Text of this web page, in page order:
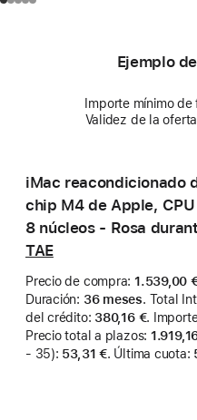
Ejemplo
Importe mínimo de
Validez de la
iMac reacondicionado
chip M4 de Apple,
8 núcleos - Rosa
TAE
Precio de compra: 1.539,00
Duración: 36 meses. Total
del crédito: 380,16 €.
Precio total a plazos:
- 35): 53,31 €. Última cuota: